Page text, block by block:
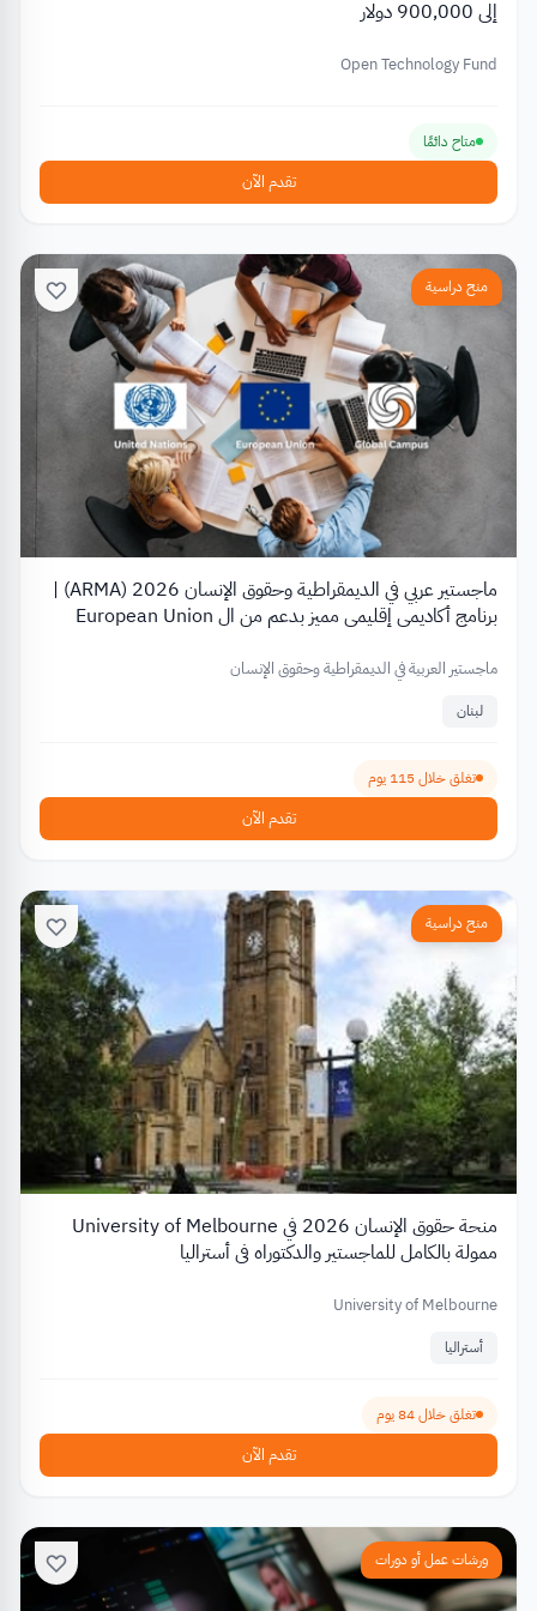
إلى 900,000 دولار
Open Technology Fund
متاح دائمًا
تقدم الآن
منح دراسية
ماجستير عربي في الديمقراطية وحقوق الإنسان 2026 (ARMA) |
برنامج أكاديمي إقليمي مميز بدعم من ال European Union
ماجستير العربية في الديمقراطية وحقوق الإنسان
لبنان
تغلق خلال 115 يوم
تقدم الآن
منح دراسية
منحة حقوق الإنسان 2026 في University of Melbourne
ممولة بالكامل للماجستير والدكتوراه في أستراليا
University of Melbourne
أستراليا
تغلق خلال 84 يوم
تقدم الآن
ورشات عمل أو دورات